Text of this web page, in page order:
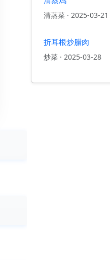
清蒸菜 · 2025-03-21
折耳根炒腊肉
炒菜 · 2025-03-28